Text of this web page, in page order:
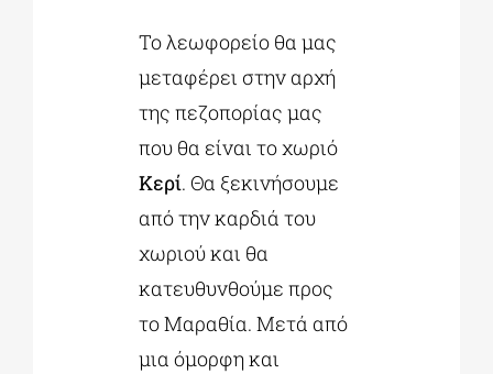
Το λεωφορείο θα μας
μεταφέρει στην αρχή
της πεζοπορίας μας
που θα είναι το χωριό
Κερί. Θα ξεκινήσουμε
από την καρδιά του
χωριού και θα
κατευθυνθούμε προς
το Μαραθία. Μετά από
μια όμορφη και